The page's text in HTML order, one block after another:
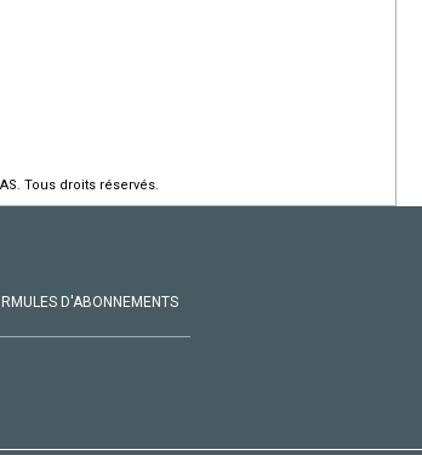
Tous droits réservés.
D'ABONNEMENTS